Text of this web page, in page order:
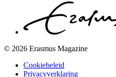
© 2026 Erasmus Magazine
Cookiebeleid
Privacyverklaring